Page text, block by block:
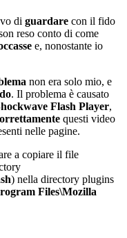
di guardare con il fido
reso conto di come
e, nonostante io
non era solo mio, e
. Il problema è causato
Flash Player,
questi video
nelle pagine.
a copiare il file
) nella directory plugins
Files\Mozilla